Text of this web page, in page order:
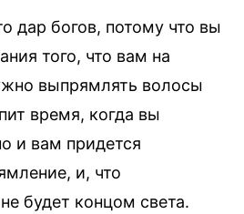
дар богов, потому что вы
того, что вам на
выпрямлять волосы
время, когда вы
и вам придется
и, что
будет концом света.